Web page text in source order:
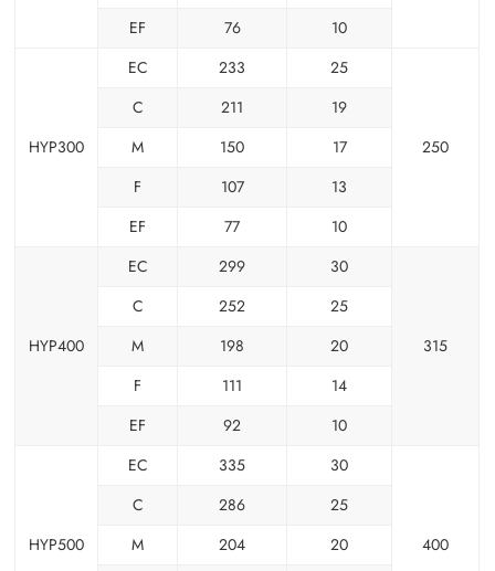
EF
76 10
HYP300
EC 233 25
250
C 211
19
M
150
17
F
107
13
EF
77 10
HYP400
EC 299 30
315
C 252
25
M
198
20
F
111
14
EF
92 10
HYP500
EC 335 30
400
C 286
25
M
204
20